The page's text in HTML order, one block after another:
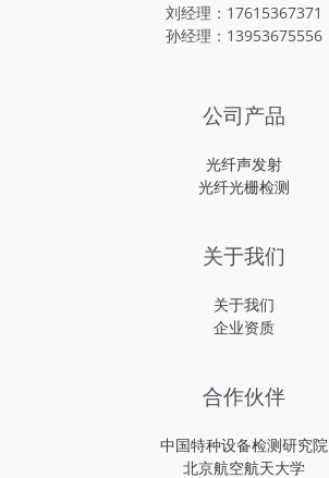
刘经理：17615367371
孙经理：13953675556
公司产品
光纤声发射
光纤光栅检测
关于我们
关于我们
企业资质
合作伙伴
中国特种设备检测研究院
北京航空航天大学